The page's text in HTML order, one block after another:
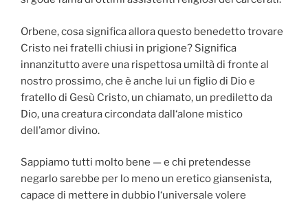
Orbene, cosa significa allora questo benedetto trovare
Cristo nei fratelli chiusi in prigione? Significa
innanzitutto avere una rispettosa umiltà di fronte al
nostro prossimo, che è anche lui un figlio di Dio e
fratello di Gesù Cristo, un chiamato, un prediletto da
Dio, una creatura circondata dall‘alone mistico
dell’amor divino.
Sappiamo tutti molto bene — e chi pretendesse
negarlo sarebbe per lo meno un eretico giansenista,
capace di mettere in dubbio l‘universale volere